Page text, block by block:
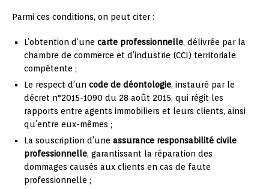
Parmi ces conditions, on peut citer :
L’obtention d’une carte professionnelle, délivrée par la
chambre de commerce et d’industrie (CCI) territoriale
compétente ;
Le respect d’un code de déontologie, instauré par le
décret n°2015-1090 du 28 août 2015, qui régit les
rapports entre agents immobiliers et leurs clients, ainsi
qu’entre eux-mêmes ;
La souscription d’une assurance responsabilité civile
professionnelle, garantissant la réparation des
dommages causés aux clients en cas de faute
professionnelle ;